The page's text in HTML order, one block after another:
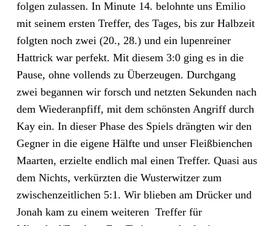
folgen zulassen. In Minute 14. belohnte uns Emilio
mit seinem ersten Treffer, des Tages, bis zur Halbzeit
folgten noch zwei (20., 28.) und ein lupenreiner
Hattrick war perfekt. Mit diesem 3:0 ging es in die
Pause, ohne vollends zu Überzeugen. Durchgang
zwei begannen wir forsch und netzten Sekunden nach
dem Wiederanpfiff, mit dem schönsten Angriff durch
Kay ein. In dieser Phase des Spiels drängten wir den
Gegner in die eigene Hälfte und unser Fleißbienchen
Maarten, erzielte endlich mal einen Treffer. Quasi aus
dem Nichts, verkürzten die Wusterwitzer zum
zwischenzeitlichen 5:1. Wir blieben am Drücker und
Jonah kam zu einem weiteren Treffer für